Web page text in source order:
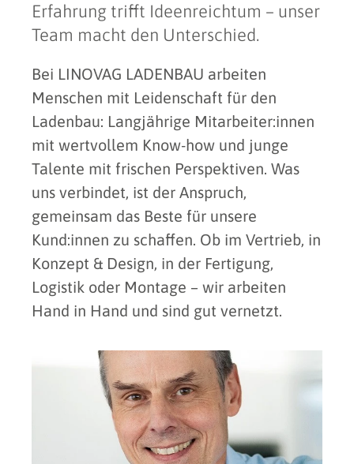
Erfahrung trifft Ideenreichtum – unser
Team macht den Unterschied.
Bei LINOVAG LADENBAU arbeiten
Menschen mit Leidenschaft für den
Ladenbau: Langjährige Mitarbeiter:innen
mit wertvollem Know-how und junge
Talente mit frischen Perspektiven. Was
uns verbindet, ist der Anspruch,
gemeinsam das Beste für unsere
Kund:innen zu schaffen. Ob im Vertrieb, in
Konzept & Design, in der Fertigung,
Logistik oder Montage – wir arbeiten
Hand in Hand und sind gut vernetzt.